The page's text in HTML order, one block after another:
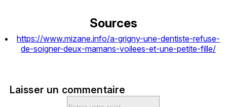
Sources
https://www.mizane.info/a-grigny-une-dentiste-refuse-
de-soigner-deux-mamans-voilees-et-une-petite-fille/
Laisser un commentaire